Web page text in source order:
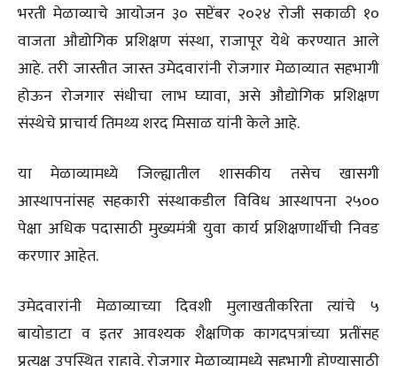
भरती मेळाव्याचे आयोजन ३० सप्टेंबर २०२४ रोजी सकाळी १०
वाजता औद्योगिक प्रशिक्षण संस्था, राजापूर येथे करण्यात आले
आहे. तरी जास्तीत जास्त उमेदवारांनी रोजगार मेळाव्यात सहभागी
होऊन रोजगार संधीचा लाभ घ्यावा, असे औद्योगिक प्रशिक्षण
संस्थेचे प्राचार्य तिमथ्य शरद मिसाळ यांनी केले आहे.
या मेळाव्यामध्ये जिल्ह्यातील शासकीय तसेच खासगी
आस्थापनांसह सहकारी संस्थाकडील विविध आस्थापना २५००
पेक्षा अधिक पदासाठी मुख्यमंत्री युवा कार्य प्रशिक्षणार्थीची निवड
करणार आहेत.
उमेदवारांनी मेळाव्याच्या दिवशी मुलाखतीकरिता त्यांचे ५
बायोडाटा व इतर आवश्यक शैक्षणिक कागदपत्रांच्या प्रतींसह